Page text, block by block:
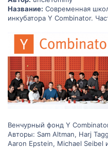
Название: Современная
инкубатора Y Combinator.
Венчурный фонд Y
Авторы: Sam Altman, Harj
Aaron Epstein, Michael Seibel